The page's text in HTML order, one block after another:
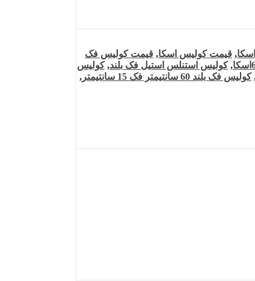
, قیمت کولیس اسکا, قیمت کولیس فک
,کولیس استنلس استیل فک بلند,کولیس
کولیس فک بلند 60 سانتیمتر فک 15 سانتیمتر
,